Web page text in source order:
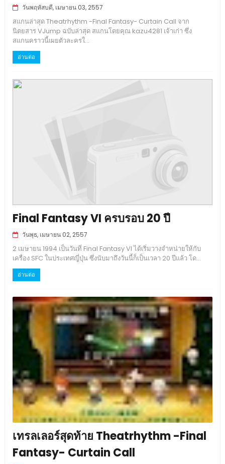
วันพฤหัสบดี, เมษายน 03, 2557
สแกนล่าสุด Theatrhythm -Final Fantasy- Curtain Call จาก
นิตยสาร VJump ฉบับล่าสุด สแกนโดยคุณ kazu4281 เจ้าเก่า ซึ่ง
สแกนคราวนี้เผยตัวละครใ...
อ่านต่อ
Final Fantasy VI ครบรอบ 20 ปี
วันพุธ, เมษายน 02, 2557
2 เมษายน 1994 เป็นวันที่ Final Fantasy VI ได้เริ่มวางจำหน่ายให้กับ
เครื่อง SFC ในประเทศญี่ปุ่น ซึ่งนับมาถึงวันนี้ก็เป็นเวลา 20 ปีแล้ว โด...
อ่านต่อ
เทรลเลอร์สุดท้าย Theatrhythm -Final
Fantasy- Curtain Call